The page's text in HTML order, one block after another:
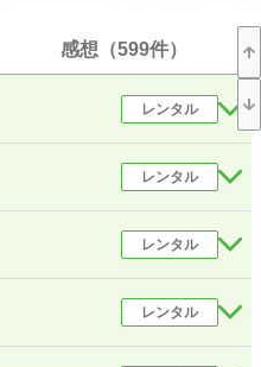
感想（599件）
レンタル
レンタル
レンタル
レンタル